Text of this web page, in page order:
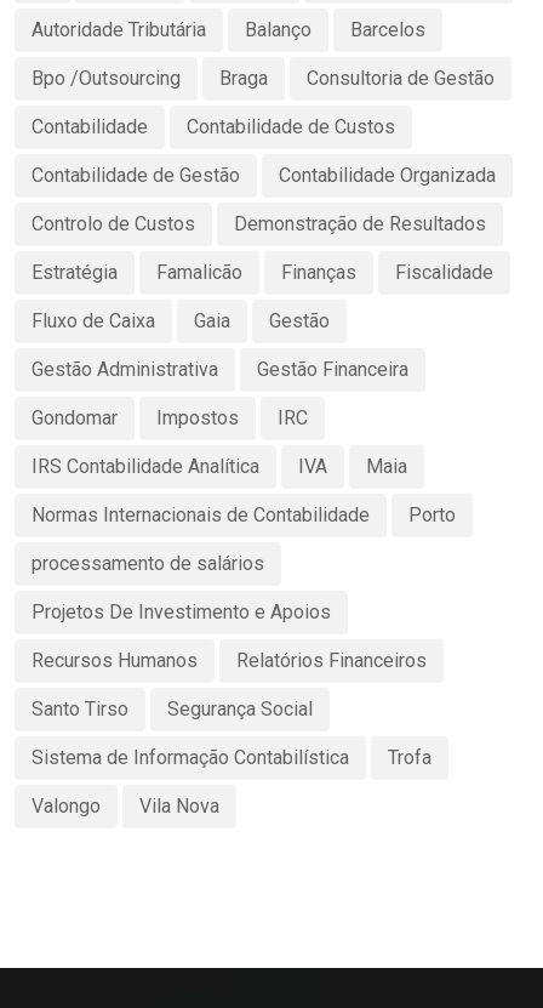
Autoridade Tributária Balanço Barcelos
Bpo /Outsourcing Braga Consultoria de Gestão
Contabilidade Contabilidade de Custos
Contabilidade de Gestão Contabilidade Organizada
Controlo de Custos Demonstração de Resultados
Estratégia Famalicão Finanças Fiscalidade
Fluxo de Caixa Gaia Gestão
Gestão Administrativa Gestão Financeira
Gondomar Impostos IRC
IRS Contabilidade Analítica IVA Maia
Normas Internacionais de Contabilidade Porto
processamento de salários
Projetos De Investimento e Apoios
Recursos Humanos Relatórios Financeiros
Santo Tirso Segurança Social
Sistema de Informação Contabilística Trofa
Valongo Vila Nova